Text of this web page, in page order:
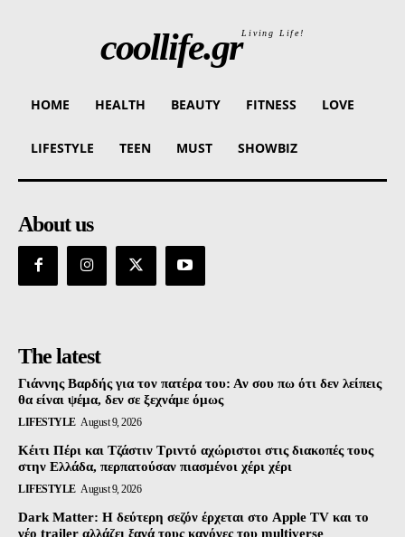
coollife.grLiving Life!
HOME HEALTH BEAUTY FITNESS LOVE
LIFESTYLE TEEN MUST SHOWBIZ
About us
The latest
Γιάννης Βαρδής για τον πατέρα του: Αν σου πω ότι δεν λείπεις
θα είναι ψέμα, δεν σε ξεχνάμε όμως
LIFESTYLE August 9, 2026
Κέιτι Πέρι και Τζάστιν Τριντό αχώριστοι στις διακοπές τους
στην Ελλάδα, περπατούσαν πιασμένοι χέρι χέρι
LIFESTYLE August 9, 2026
Dark Matter: Η δεύτερη σεζόν έρχεται στο Apple TV και το
νέο trailer αλλάζει ξανά τους κανόνες του multiverse